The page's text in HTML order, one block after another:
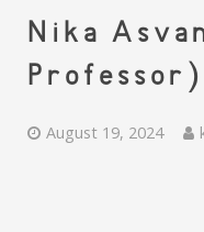
Nika
Professor)
August 19, 2024